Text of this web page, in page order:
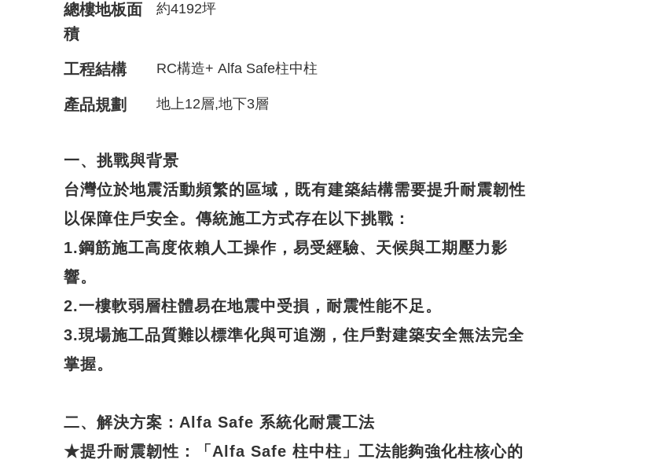
總樓地板面
積
約4192坪
工程結構 RC構造+ Alfa Safe柱中柱
產品規劃 地上12層,地下3層
一、挑戰與背景
台灣位於地震活動頻繁的區域，既有建築結構需要提升耐震韌性
以保障住戶安全。傳統施工方式存在以下挑戰：
1.鋼筋施工高度依賴人工操作，易受經驗、天候與工期壓力影
響。
2.一樓軟弱層柱體易在地震中受損，耐震性能不足。
3.現場施工品質難以標準化與可追溯，住戶對建築安全無法完全
掌握。
二、解決方案：Alfa Safe 系統化耐震工法
★提升耐震韌性 ：「Alfa Safe 柱中柱」工法能夠強化柱核心的